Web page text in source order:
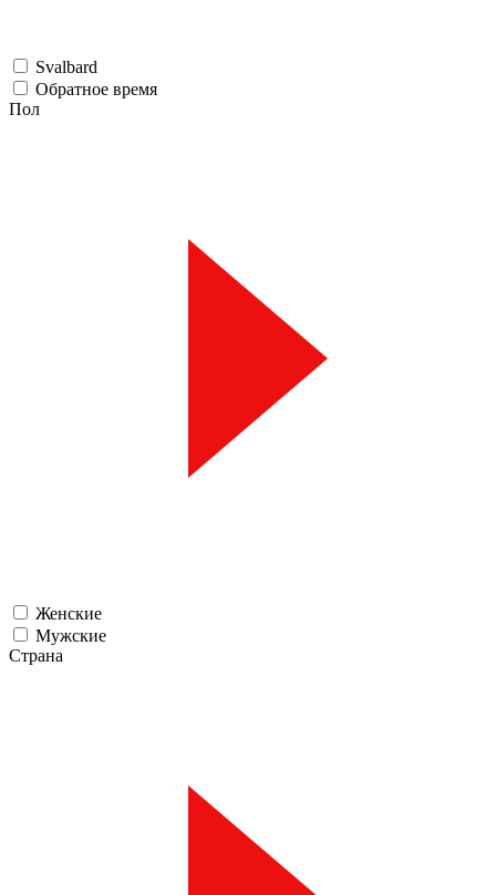
Svalbard
Обратное время
Пол
Женские
Мужские
Страна